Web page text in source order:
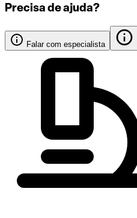
Precisa de ajuda?
Falar com especialista